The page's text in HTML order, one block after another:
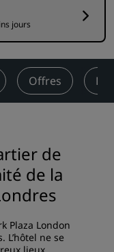
jours
Offres
de
de la
Plaza London
ne se